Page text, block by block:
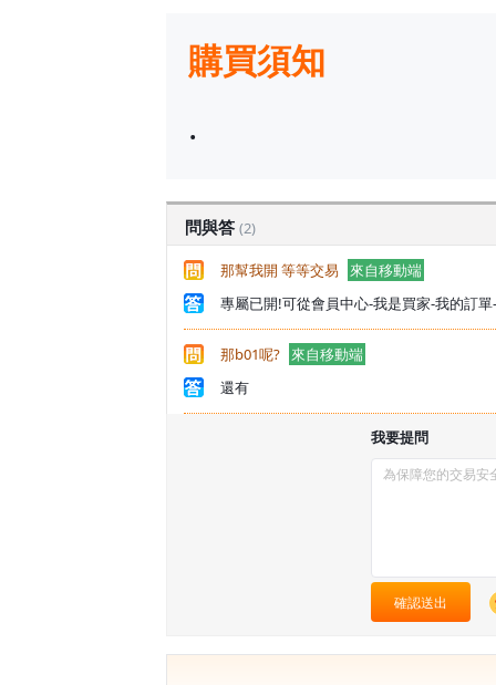
購買須知
.
問與答 (2)
那幫我開 等等交易
來自移動端
專屬已開!可從會員中心-我是買家-我的訂
那b01呢?
來自移動端
還有
我要提問
確認送出